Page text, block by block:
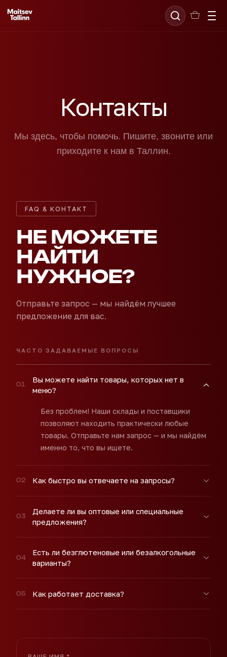
Контакты
Мы здесь, чтобы помочь. Пишите, звоните или
приходите к нам в Таллин.
FAQ & КОНТАКТ
НЕ МОЖЕТЕ
НАЙТИ
НУЖНОЕ?
Отправьте запрос — мы найдём лучшее
предложение для вас.
ЧАСТО ЗАДАВАЕМЫЕ ВОПРОСЫ
01
Вы можете найти товары, которых нет в
меню?
Без проблем! Наши склады и поставщики
позволяют находить практически любые
товары. Отправьте нам запрос — и мы найдём
именно то, что вы ищете.
02 Как быстро вы отвечаете на запросы?
03
Делаете ли вы оптовые или специальные
предложения?
04
Есть ли безглютеновые или безалкогольные
варианты?
05 Как работает доставка?